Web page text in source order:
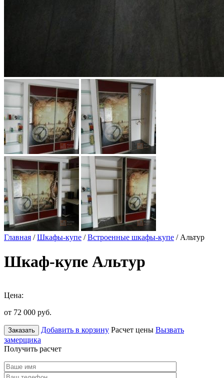
Главная /Шкафы-купе /Встроенные шкафы-купе / Альтур
Шкаф-купе Альтур
Цена:
от 72 000 руб.
Заказать Добавить в корзину Расчет цены Вызвать
замерщика
Получить расчет